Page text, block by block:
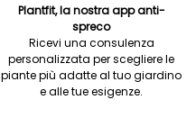
Plantfit, la nostra app anti-
spreco
Ricevi una consulenza
personalizzata per scegliere le
piante più adatte al tuo giardino
e alle tue esigenze.